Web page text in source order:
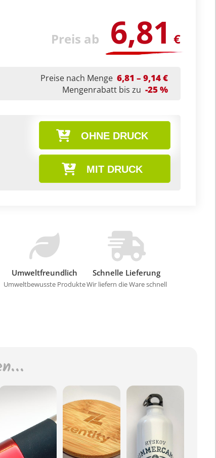
Preis ab 6,81 €
Preise nach Menge 6,81 – 9,14 €
Mengenrabatt bis zu -25 %
OHNE DRUCK
MIT DRUCK
Umweltfreundlich
Umweltbewusste Produkte
Schnelle Lieferung
Wir liefern die Ware schnell